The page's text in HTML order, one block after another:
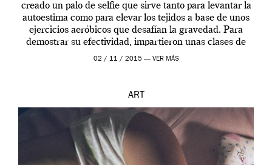
creado un palo de selfie que sirve tanto para levantar la
autoestima como para elevar los tejidos a base de unos
ejercicios aeróbicos que desafían la gravedad. Para
demostrar su efectividad, impartieron unas clases de
prueba en el Tate […]
02 / 11 / 2015 — VER MÁS
ART